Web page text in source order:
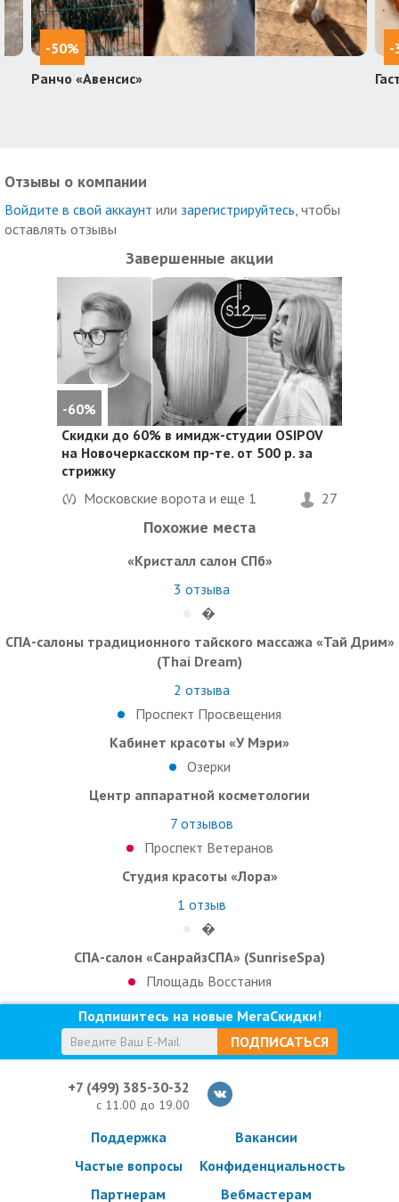
-50%
Ранчо «Авенсис»
-
Отзывы о компании
Войдите в свой аккаунт или зарегистрируйтесь , чтобы
оставлять отзывы
Завершенные акции
-60%
Скидки до 60% в имидж-студии OSIPOV
на Новочеркасском пр-те. от 500 р. за
стрижку
Московские ворота и еще 1 27
Похожие места
«Кристалл салон СПб»
3 отзыва
�
СПА-салоны традиционного тайского массажа «Тай Дрим»
(Thai Dream)
2 отзыва
Проспект Просвещения
Кабинет красоты «У Мэри»
Озерки
Центр аппаратной косметологии
7отзывов
Проспект Ветеранов
Студия красоты «Лора»
1 отзыв
�
СПА-салон «СанрайзСПА» (SunriseSpa)
Площадь Восстания
Подпишитесь на новые МегаСкидки!
ПОДПИСАТЬСЯ
+7 (499) 385-30-32
с 11.00 до 19.00
Поддержка
Частые вопросы
Партнерам
Вакансии
Конфиденциальность
Вебмастерам